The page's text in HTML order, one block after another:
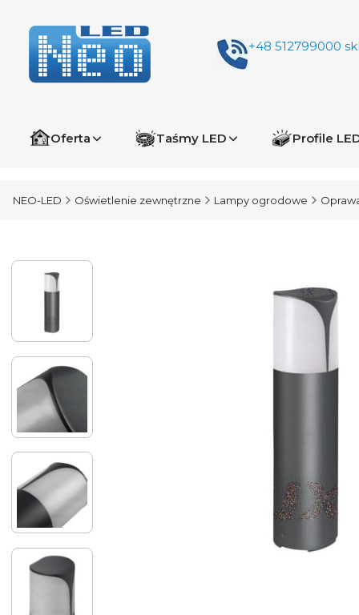
+48 512799000
Oferta Taśmy LED Profile
NEO-LED Oświetlenie zewnętrzne Lampy ogrodowe